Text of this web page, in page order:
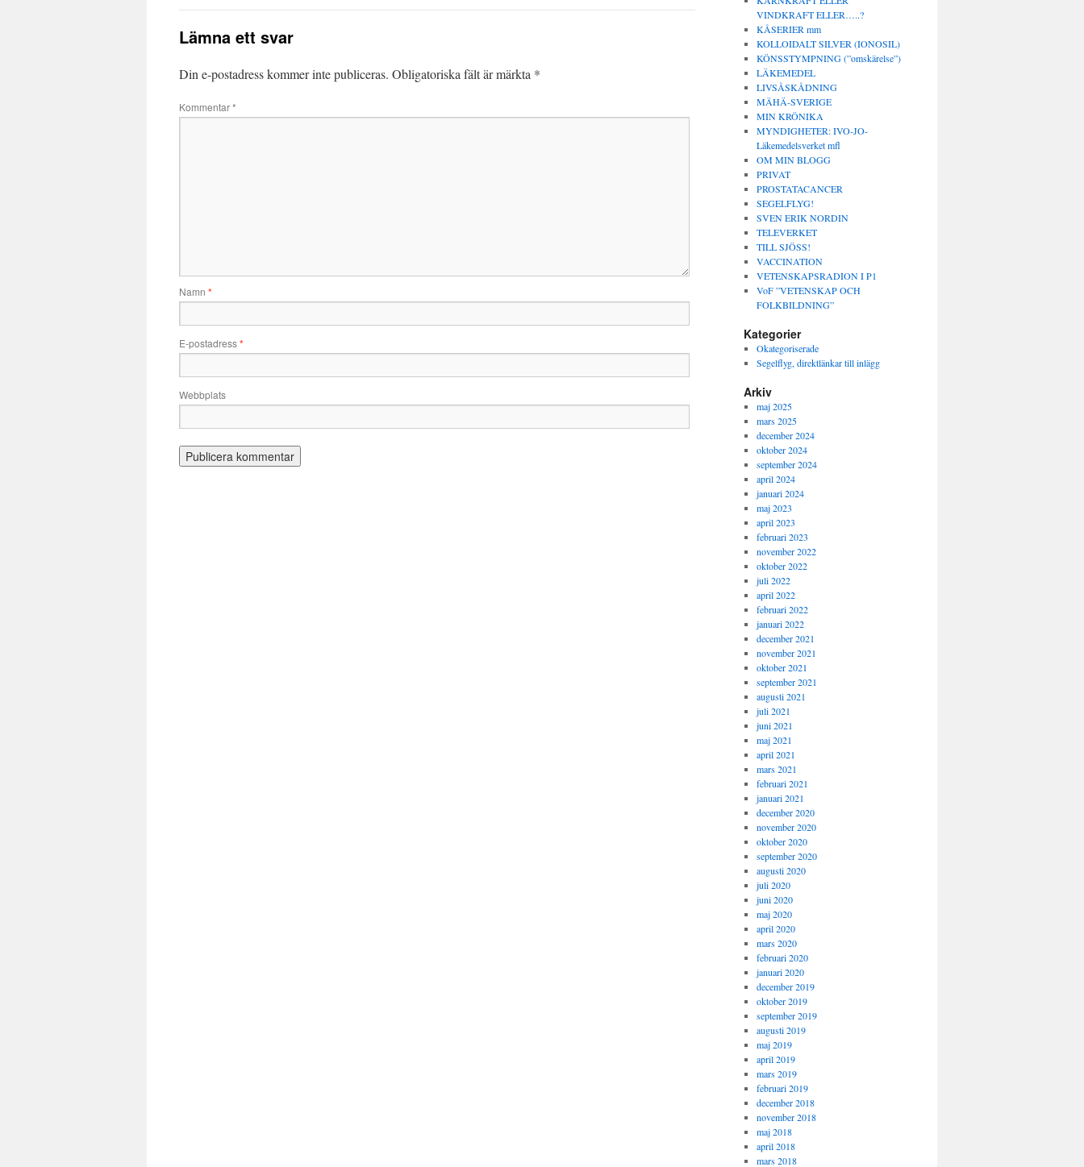
Lämna ett svar
Din e-postadress kommer inte publiceras. Obligatoriska fält är märkta *
Kommentar*
Namn *
E-postadress*
Webbplats
VINDKRAFT ELLER…..?
KÅSERIER mm
KOLLOIDALT SILVER (IONOSIL)
KÖNSSTYMPNING (”omskärelse”)
LÄKEMEDEL
LIVSÅSKÅDNING
MÄHÄ-SVERIGE
MIN KRÖNIKA
MYNDIGHETER: IVO-JO-
Läkemedelsverket mfl
OM MIN BLOGG
PRIVAT
PROSTATACANCER
SEGELFLYG!
SVEN ERIK NORDIN
TELEVERKET
TILL SJÖSS!
VACCINATION
VETENSKAPSRADION I P1
VoF ”VETENSKAP OCH
FOLKBILDNING”
Kategorier
Okategoriserade
Segelflyg, direktlänkar till inlägg
Arkiv
maj 2025
mars 2025
december 2024
oktober 2024
september 2024
april 2024
januari 2024
maj 2023
april 2023
februari 2023
november 2022
oktober 2022
juli 2022
april 2022
februari 2022
januari 2022
december 2021
november 2021
oktober 2021
september 2021
augusti 2021
juli 2021
juni 2021
maj 2021
april 2021
mars 2021
februari 2021
januari 2021
december 2020
november 2020
oktober 2020
september 2020
augusti 2020
juli 2020
juni 2020
maj 2020
april 2020
mars 2020
februari 2020
januari 2020
december 2019
oktober 2019
september 2019
augusti 2019
maj 2019
april 2019
mars 2019
februari 2019
december 2018
november 2018
maj 2018
april 2018
mars 2018